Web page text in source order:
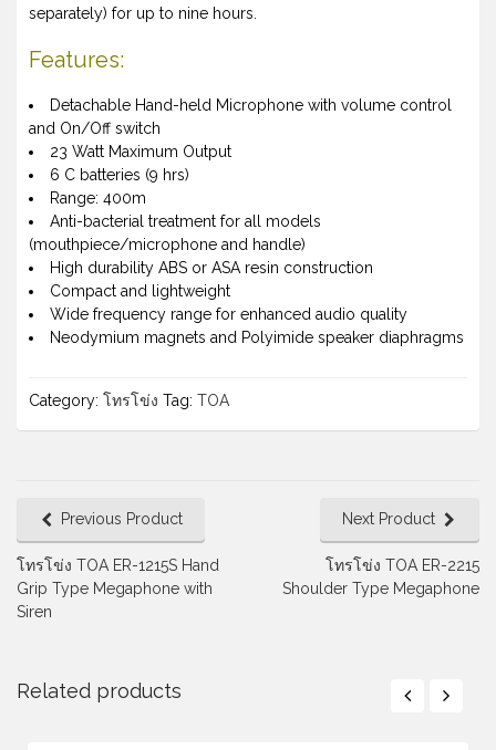
separately) for up to nine hours.
Features:
Detachable Hand-held Microphone with volume control
and On/Off switch
23 Watt Maximum Output
6 C batteries (9 hrs)
Range: 400m
Anti-bacterial treatment for all models
(mouthpiece/microphone and handle)
High durability ABS or ASA resin construction
Compact and lightweight
Wide frequency range for enhanced audio quality
Neodymium magnets and Polyimide speaker diaphragms
Category: โทรโข่ง Tag: TOA
Previous Product
โทรโข่ง TOA ER-1215S Hand
Grip Type Megaphone with
Siren
Next Product
โทรโข่ง TOA ER-2215
Shoulder Type Megaphone
Related products